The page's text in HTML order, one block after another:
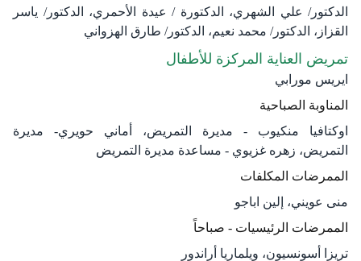
الدكتور/ علي الشهري، الدكتورة / عيدة الأحمري، الدكتور/ ياسر
القزاز، الدكتور/ محمد نعيم، الدكتور/ طارق الهزواني
تمريض العناية المركزة للأطفال
ايريس مورابي
المناوبة الصباحية
اوكتافيا منكيوب - مديرة التمريض، أماني حويري- مديرة
التمريض، زهره غزيوي - مساعدة مديرة التمريض
الممرضات المكلفات
منى عويني، إلين اباجو
الممرضات الرئيسيات - صباحاً
تريزا أسونسيون، ويلماريا أراندور